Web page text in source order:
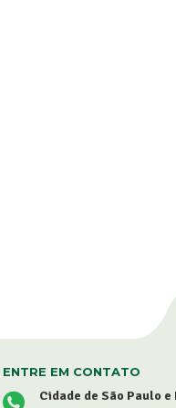
ENTRE EM CONTATO
Cidade de São Paulo